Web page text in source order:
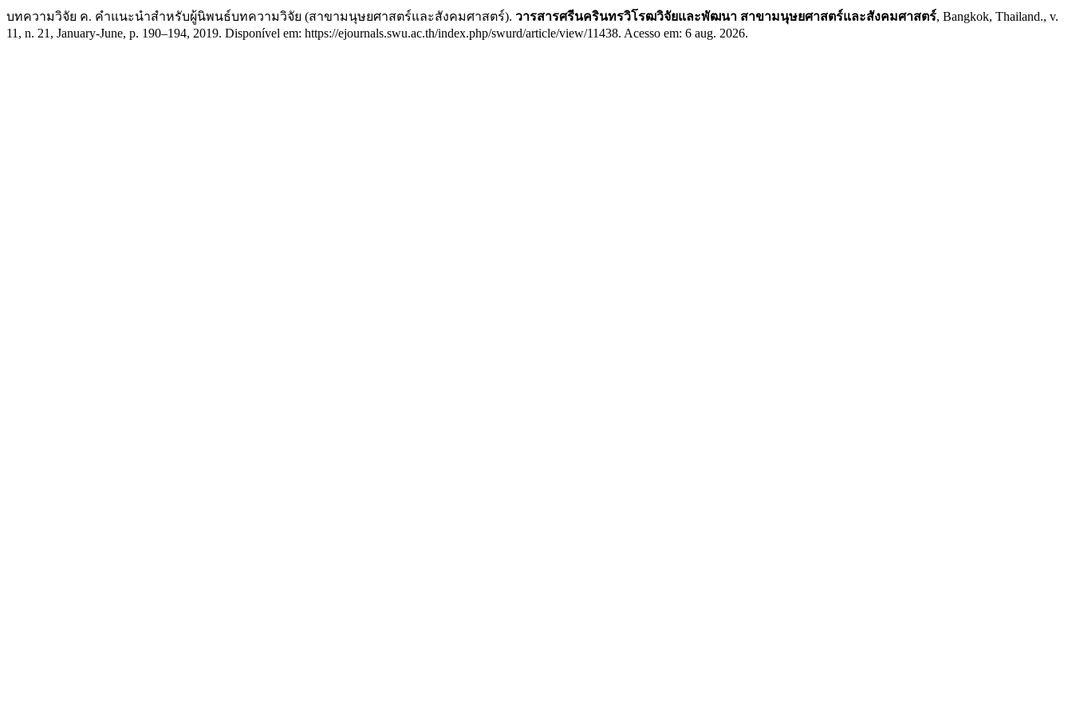
บทความวิจัย ค. คำแนะนำสำหรับผู้นิพนธ์บทความวิจัย (สาขามนุษยศาสตร์และสังคมศาสตร์). วารสารศรีนครินทรวิโรฒวิจัยและพัฒนา สาขามนุษยศาสตร์และสังคมศาสตร์, Bangkok, Thailand., v.
11, n. 21, January-June, p. 190–194, 2019. Disponível em: https://ejournals.swu.ac.th/index.php/swurd/article/view/11438. Acesso em: 6 aug. 2026.